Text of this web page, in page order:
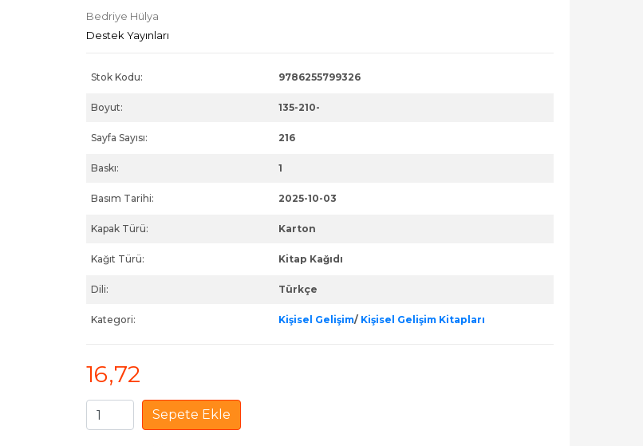
Bedriye Hülya
Destek Yayınları
Stok Kodu: 9786255799326
Boyut: 135-210-
Sayfa Sayısı: 216
Baskı: 1
Basım Tarihi: 2025-10-03
Kapak Türü: Karton
Kağıt Türü: Kitap Kağıdı
Dili: Türkçe
Kategori: Kişisel Gelişim/ Kişisel Gelişim Kitapları
16,72
Sepete Ekle